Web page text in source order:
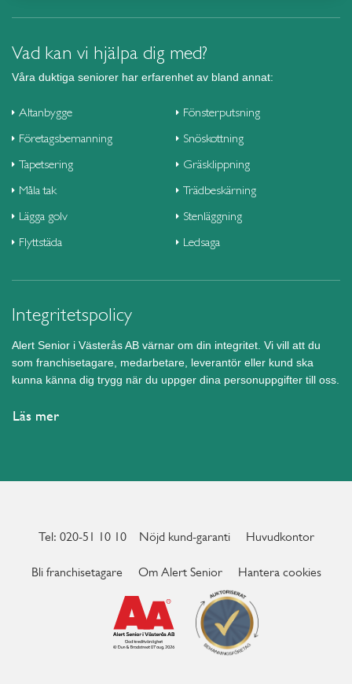
Göteborg Nordost
Göteborg Väst
Göteborg Öst
Halmstad
Hudiksvall
Härnösand
Höganäs
Hörby
Höör
Kalmar
Karlskrona
Katrineholm
Kristinehamn
Övrig trädgårdstjänst
Företag
Vad kan vi hjälpa dig med?
Våra duktiga seniorer har erfarenhet av bland annat:
Altanbygge
Företagsbemanning
Tapetsering
Måla tak
Lägga golv
Flyttstäda
Fönsterputsning
Snöskottning
Gräsklippning
Trädbeskärning
Stenläggning
Ledsaga
Integritetspolicy
Alert Senior i Västerås AB värnar om din integritet. Vi vill att du
som franchisetagare, medarbetare, leverantör eller kund ska
kunna känna dig trygg när du uppger dina personuppgifter till oss.
Läs mer
Tel: 020-51 10 10 Nöjd kund-garanti Huvudkontor
Bli franchisetagare Om Alert Senior Hantera cookies